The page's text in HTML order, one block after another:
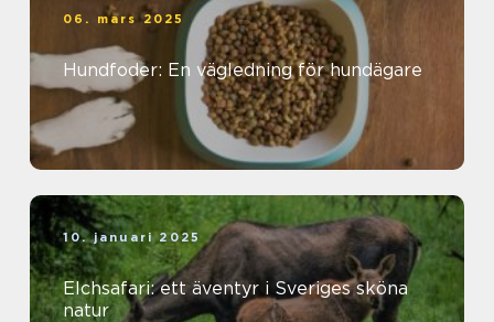
06. mars 2025
Hundfoder: En vägledning för hundägare
10. januari 2025
Elchsafari: ett äventyr i Sveriges sköna
natur